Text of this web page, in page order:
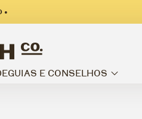
•
GUIAS E CONSELHOS